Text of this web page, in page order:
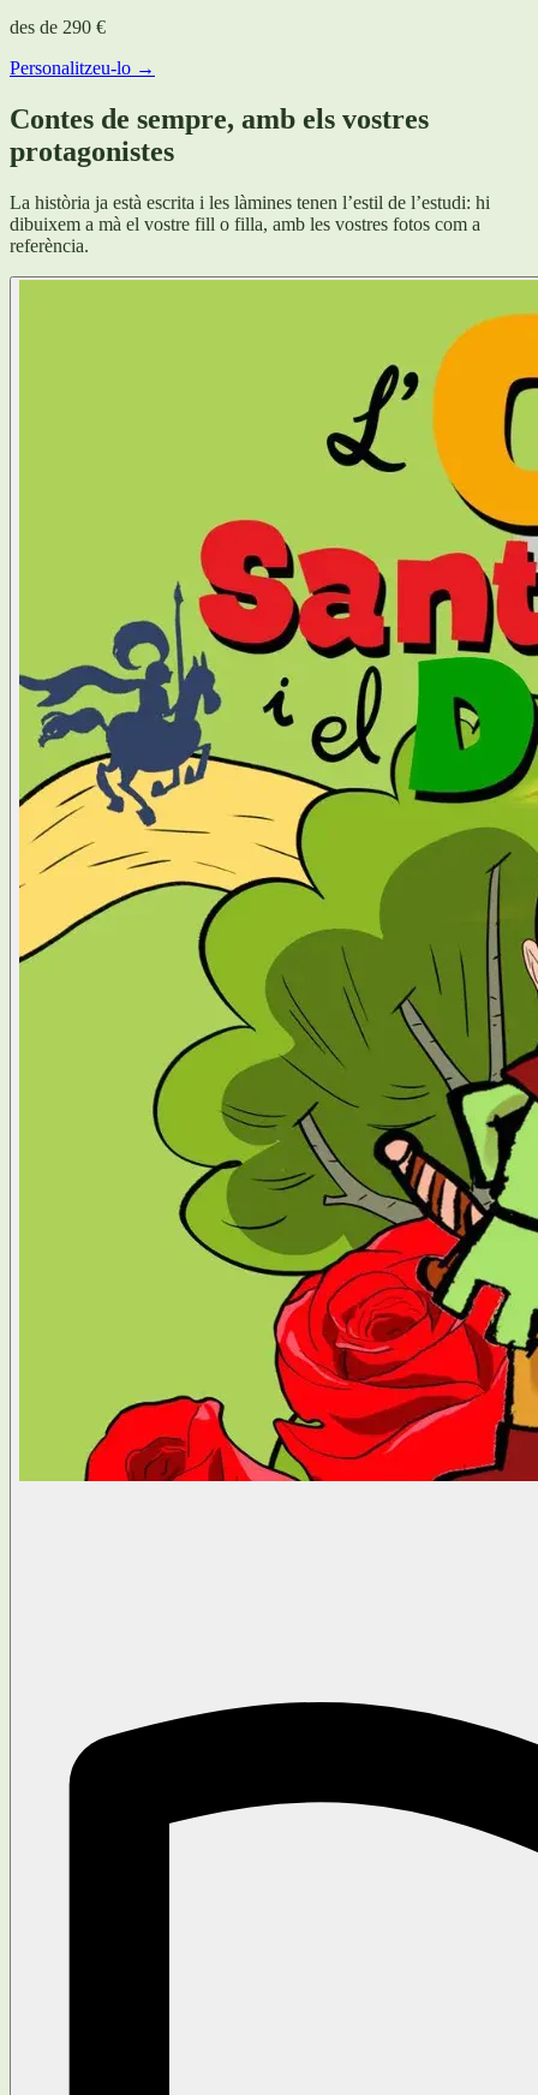
des de 290 €
Personalitzeu-lo →
Contes de sempre, amb els vostres
protagonistes
La història ja està escrita i les làmines tenen l’estil de l’estudi: hi
dibuixem a mà el vostre fill o filla, amb les vostres fotos com a
referència.